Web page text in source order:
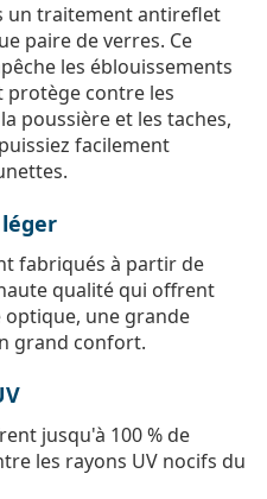
un traitement antireflet
paire de verres. Ce
les éblouissements
protège contre les
poussière et les taches,
facilement
léger
fabriqués à partir de
qualité qui offrent
optique, une grande
grand confort.
jusqu'à 100 % de
les rayons UV nocifs du